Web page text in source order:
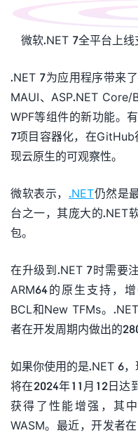
微软.NET 7全平台上
.NET 7为应用程序带来
MAUI、ASP.NET Core/
WPF等组件的新功能。
7项目容器化，在
现云原生的可观察性。
微软表示，.NET仍然是
台之一，其庞大的.NET
包。
在升级到.NET 7时需要
ARM64的原生支持，
BCL和New TFMs。
者在开发周期内做出的
如果你使用的是.NET 6
将在2024年11月12日达
获得了性能增强，其
WASM。最近，开发者